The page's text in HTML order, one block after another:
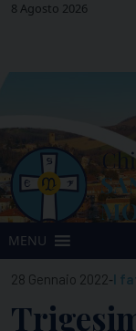
Skip8 Agosto 2026
MENU
28 Gennaio 2022-I